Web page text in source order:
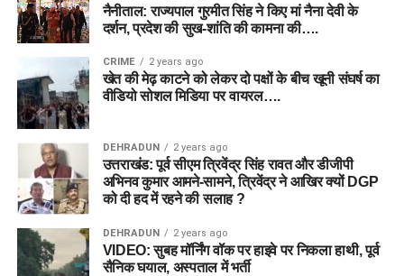
नैनीताल: राज्यपाल गुरमीत सिंह ने किए मां नैना देवी के
दर्शन, प्रदेश की सुख-शांति की कामना की….
CRIME 2 years ago
खेत की मेढ़ काटने को लेकर दो पक्षों के बीच खूनी संघर्ष का
वीडियो सोशल मिडिया पर वायरल….
DEHRADUN 2 years ago
उत्तराखंड: पूर्व सीएम त्रिवेंद्र सिंह रावत और डीजीपी
अभिनव कुमार आमने-सामने, त्रिवेंद्र ने आखिर क्यों DGP
को दी हद में रहने की सलाह ?
DEHRADUN 2 years ago
VIDEO: सुबह मॉर्निंग वॉक पर हाइवे पर निकला हाथी, पूर्व
सैनिक घयाल, अस्पताल में भर्ती